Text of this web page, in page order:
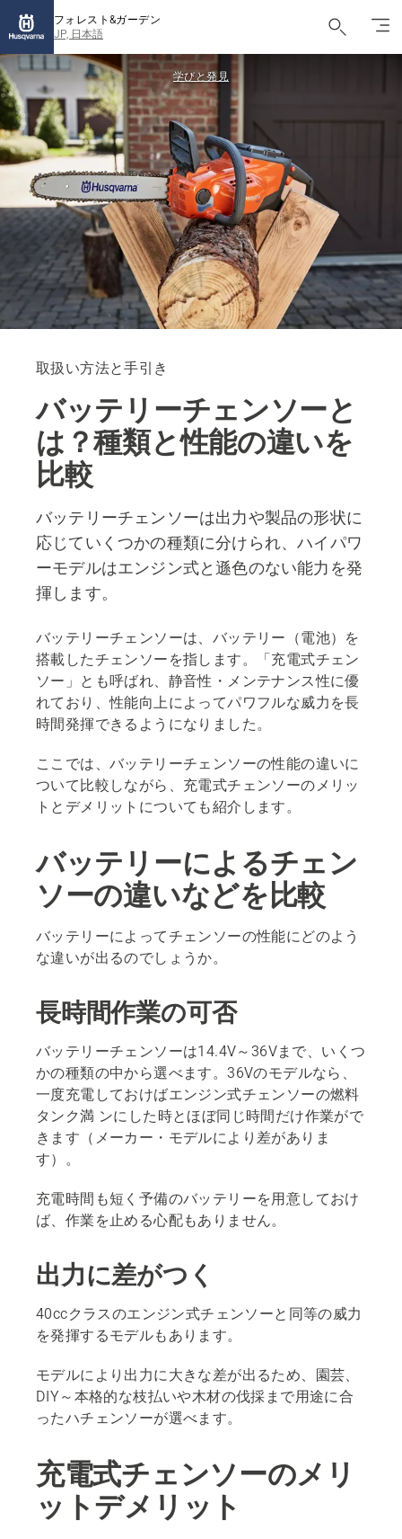
フォレスト&ガーデン
JP, 日本語
学びと発見
取扱い方法と手引き
バッテリーチェンソーと
は？種類と性能の違いを
比較
バッテリーチェンソーは出力や製品の形状に
応じていくつかの種類に分けられ、ハイパワ
ーモデルはエンジン式と遜色のない能力を発
揮します。
バッテリーチェンソーは、バッテリー（電池）を
搭載したチェンソーを指します。「充電式チェン
ソー」とも呼ばれ、静音性・メンテナンス性に優
れており、性能向上によってパワフルな威力を長
時間発揮できるようになりました。
ここでは、バッテリーチェンソーの性能の違いに
ついて比較しながら、充電式チェンソーのメリッ
トとデメリットについても紹介します。
バッテリーによるチェン
ソーの違いなどを比較
バッテリーによってチェンソーの性能にどのよう
な違いが出るのでしょうか。
長時間作業の可否
バッテリーチェンソーは14.4V～36Vまで、いくつ
かの種類の中から選べます。36Vのモデルなら、
一度充電しておけばエンジン式チェンソーの燃料
タンク満 ンにした時とほぼ同じ時間だけ作業がで
きます（メーカー・モデルにより差がありま
す）。
充電時間も短く予備のバッテリーを用意しておけ
ば、作業を止める心配もありません。
出力に差がつく
40ccクラスのエンジン式チェンソーと同等の威力
を発揮するモデルもあります。
モデルにより出力に大きな差が出るため、園芸、
DIY～本格的な枝払いや木材の伐採まで用途に合
ったハチェンソーが選べます。
充電式チェンソーのメリ
ットデメリット